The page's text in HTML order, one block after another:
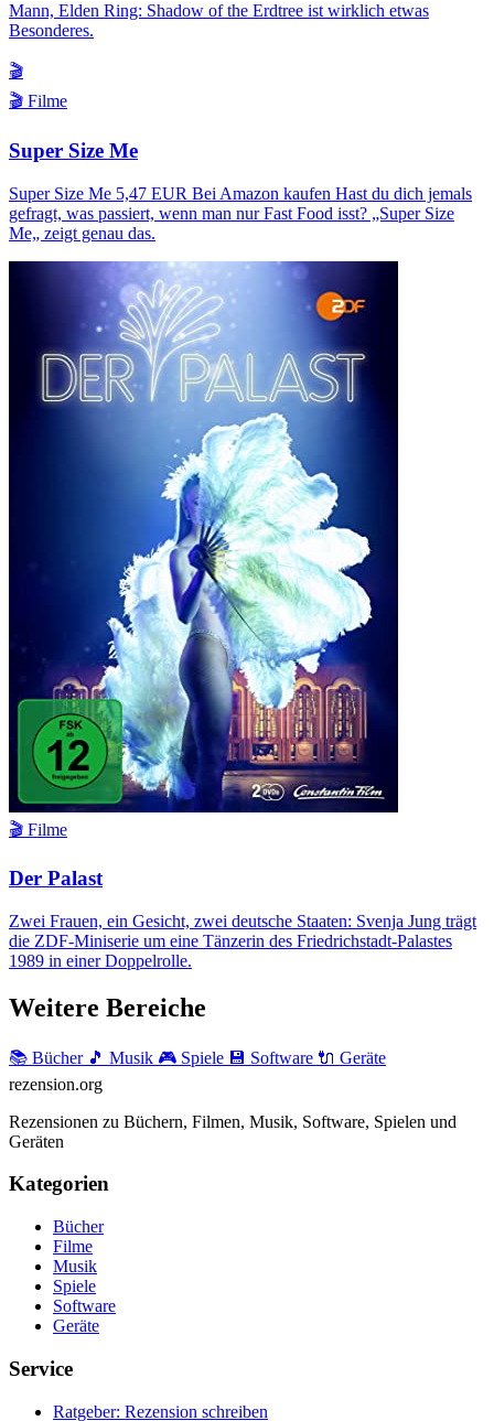
Mann, Elden Ring: Shadow of the Erdtree ist wirklich etwas
Besonderes.
🎬
🎬 Filme
Super Size Me
Super Size Me 5,47 EUR Bei Amazon kaufen Hast du dich jemals
gefragt, was passiert, wenn man nur Fast Food isst? „Super Size
Me„ zeigt genau das.
🎬 Filme
Der Palast
Zwei Frauen, ein Gesicht, zwei deutsche Staaten: Svenja Jung trägt
die ZDF-Miniserie um eine Tänzerin des Friedrichstadt-Palastes
1989 in einer Doppelrolle.
Weitere Bereiche
📚 Bücher 🎵 Musik 🎮 Spiele 💾 Software 🔌 Geräte
rezension.org
Rezensionen zu Büchern, Filmen, Musik, Software, Spielen und
Geräten
Kategorien
Bücher
Filme
Musik
Spiele
Software
Geräte
Service
Ratgeber: Rezension schreiben